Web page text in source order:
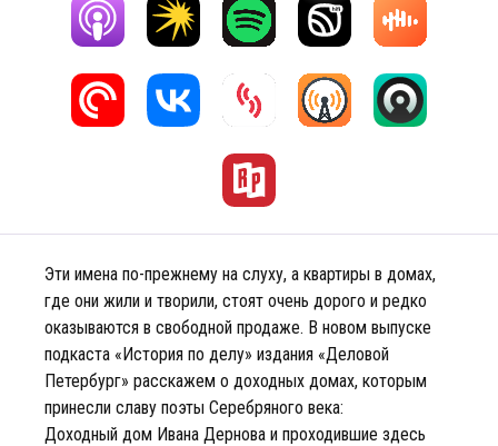
Эти имена по-прежнему на слуху, а квартиры в домах,
где они жили и творили, стоят очень дорого и редко
оказываются в свободной продаже. В новом выпуске
подкаста «История по делу» издания «Деловой
Петербург» расскажем о доходных домах, которым
принесли славу поэты Серебряного века:
Доходный дом Ивана Дернова и проходившие здесь